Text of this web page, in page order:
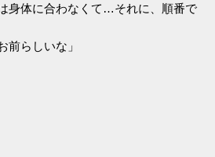
身体に合わなくて…それに、順番で
らしいな」